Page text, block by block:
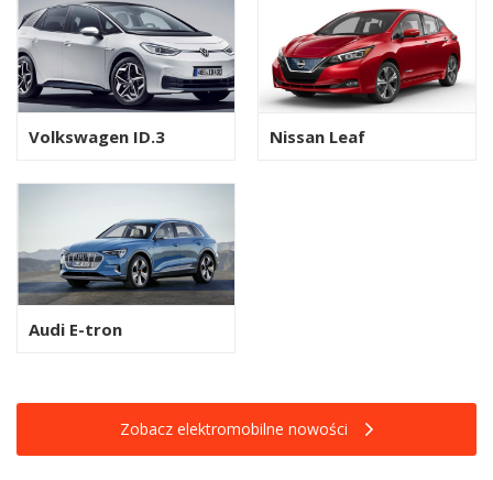
Volkswagen ID.3 Nissan Leaf
Audi E-tron
Zobacz elektromobilne nowości